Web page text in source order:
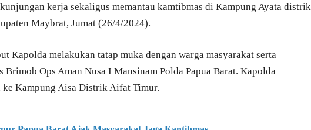
kerja sekaligus memantau kamtibmas di Kampung Ayata distrik
Maybrat, Jumat (26/4/2024).
Kapolda melakukan tatap muka dengan warga masyarakat serta
Brimob Ops Aman Nusa I Mansinam Polda Papua Barat. Kapolda
Kampung Aisa Distrik Aifat Timur.